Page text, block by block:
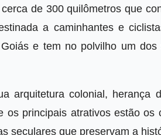
de 300 quilômetros que
a caminhantes e
e tem no polvilho um dos
arquitetura colonial, herança
os principais atrativos estão os
seculares que preservam a